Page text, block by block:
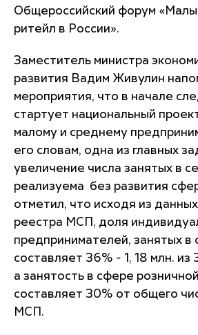
Общероссийский форум
ритейл в России».
Заместитель министра
развития Вадим Живулин
мероприятия, что в начале
стартует национальный
малому и среднему
его словам, одна из главных
увеличение числа занятых в
реализуема без развития
отметил, что исходя из
реестра МСП, доля
предпринимателей, занятых в
составляет 36% - 1, 18 млн. из
а занятость в сфере
составляет 30% от общего
МСП.